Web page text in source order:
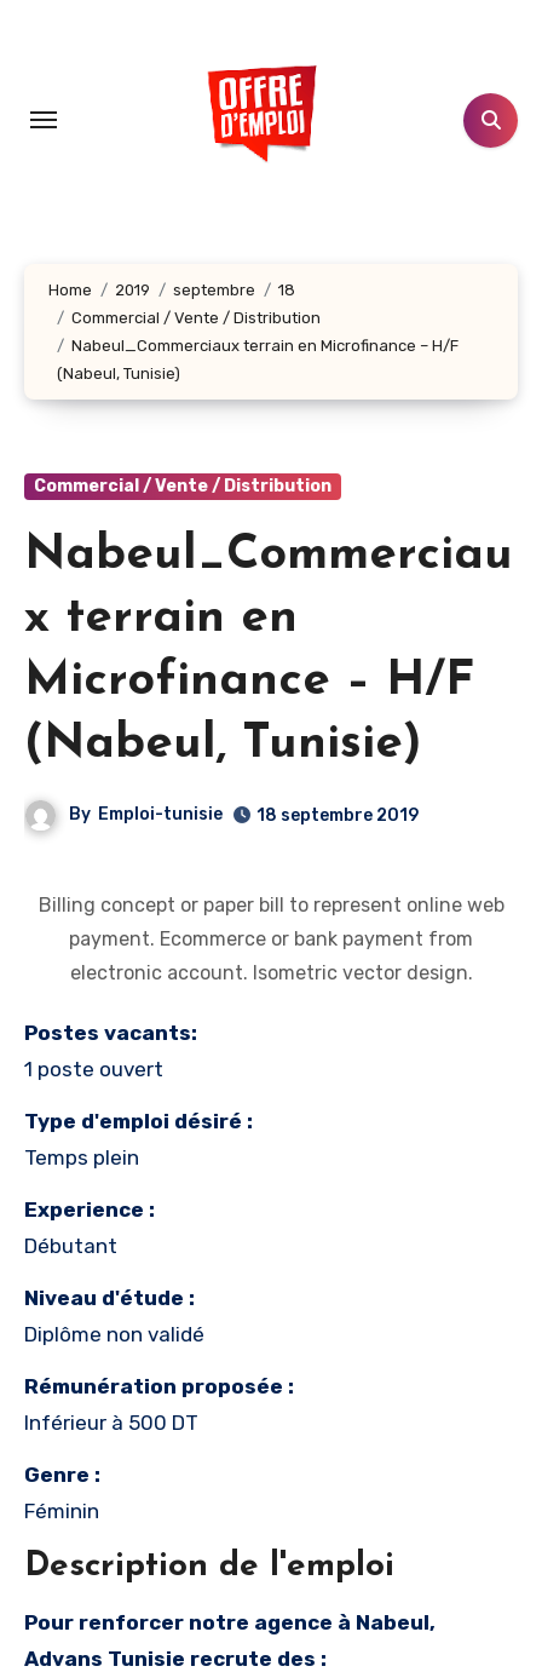
principal
Home 2019 septembre
18
Commercial / Vente / Distribution
Nabeul_Commerciaux terrain en Microfinance – H/F
(Nabeul‎, Tunisie)
Commercial / Vente / Distribution
Nabeul_Commerciau
x terrain en
Microfinance – H/F
(Nabeul‎, Tunisie)
By Emploi-tunisie 18 septembre 2019
Billing concept or paper bill to represent online web
payment. Ecommerce or bank payment from
electronic account. Isometric vector design.
Postes vacants:
1 poste ouvert
Type d'emploi désiré :
Temps plein
Experience :
Débutant
Niveau d'étude :
Diplôme non validé
Rémunération proposée :
Inférieur à 500 DT
Genre :
Féminin
Description de l'emploi
Pour renforcer notre agence à Nabeul,
Advans Tunisie recrute des :